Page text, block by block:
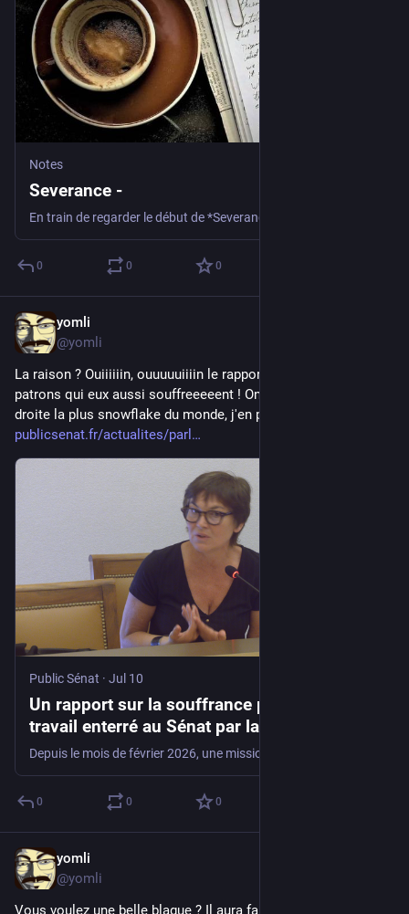
Notes
Severance -
0 0 0
yomli
@yomli
La raison ? Ouiiiiiin, ouuuuuiiiin le rapport il parle pas des
patrons qui eux aussi souffreeeeent ! On a sans doute la
droite la plus snowflake du monde, j'en peux vraiment plus. 🔗
publicsenat.fr/actualites/parl
Public Sénat · Jul 10
Un rapport sur la souffrance psychique au
travail enterré au Sénat par la droite et le
centre
0 0 0
yomli
@yomli
Vous voulez une belle blague ? Il aura fallu attendre 2025 pour